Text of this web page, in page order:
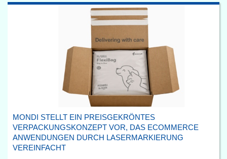
MONDI STELLT EIN PREISGEKRÖNTES
VERPACKUNGSKONZEPT VOR, DAS ECOMMERCE
ANWENDUNGEN DURCH LASERMARKIERUNG
VEREINFACHT